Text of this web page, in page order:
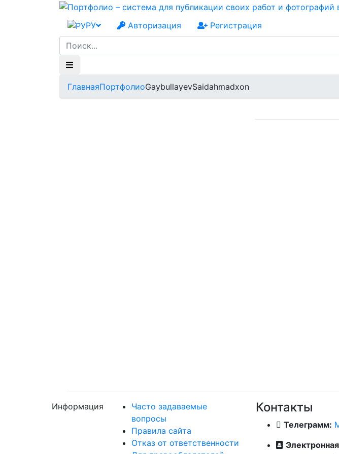
РУ Авторизация Регистрация
ГлавнаяПортфолиоGaybullayevSaidahmadxon
Информация
Часто задаваемые
вопросы
Правила сайта
Отказ от ответственности
Контакты
Телеграмм: